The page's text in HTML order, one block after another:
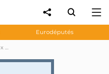
Eurodéputés
l'abandon »